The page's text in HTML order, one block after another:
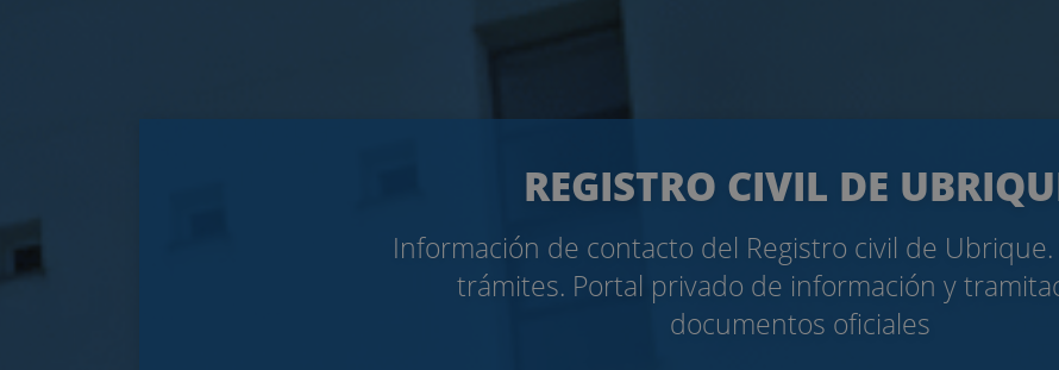
REGISTRO CIVIL DE
Información de contacto del Registro civil de
trámites. Portal privado de información y
documentos oficiales